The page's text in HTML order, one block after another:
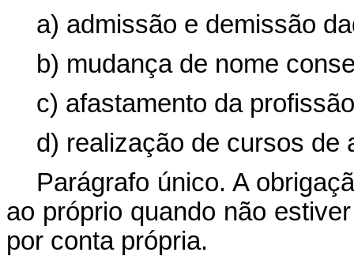
a) admissão e demissão
b) mudança de nome
c) afastamento da
d) realização de cursos de
Parágrafo único. A
ao próprio quando não
por conta própria.